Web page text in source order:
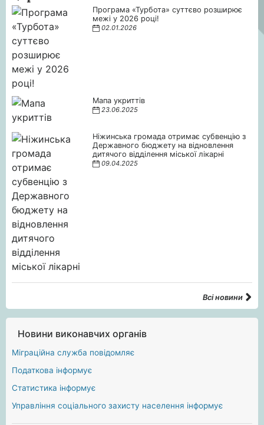
Програма «Турбота» суттєво розширює
межі у 2026 році!
02.01.2026
Мапа укриттів
23.06.2025
Ніжинська громада отримає субвенцію з
Державного бюджету на відновлення
дитячого відділення міської лікарні
09.04.2025
Всі новини
Новини виконавчих органів
Міграційна служба повідомляє
Податкова інформує
Статистика інформує
Управління соціального захисту населення інформує